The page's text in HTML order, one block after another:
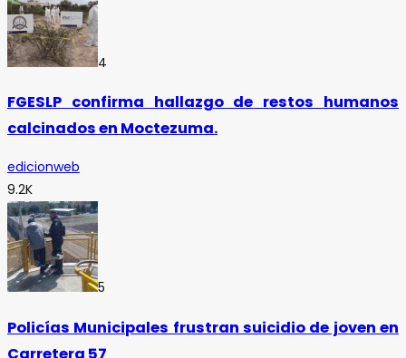
4
FGESLP confirma hallazgo de restos humanos
calcinados en Moctezuma.
edicionweb
9.2K
5
Policías Municipales frustran suicidio de joven en
Carretera 57